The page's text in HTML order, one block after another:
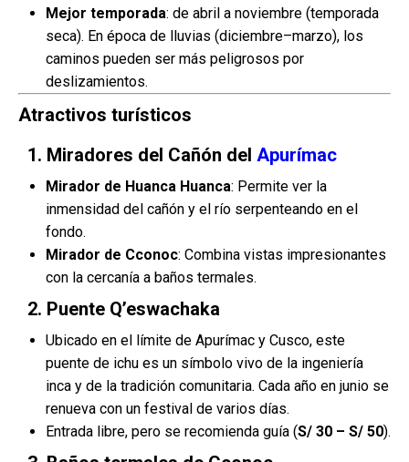
Mejor temporada: de abril a noviembre (temporada
seca). En época de lluvias (diciembre–marzo), los
caminos pueden ser más peligrosos por
deslizamientos.
Atractivos turísticos
1. Miradores del Cañón del Apurímac
Mirador de Huanca Huanca: Permite ver la
inmensidad del cañón y el río serpenteando en el
fondo.
Mirador de Cconoc: Combina vistas impresionantes
con la cercanía a baños termales.
2. Puente Q’eswachaka
Ubicado en el límite de Apurímac y Cusco, este
puente de ichu es un símbolo vivo de la ingeniería
inca y de la tradición comunitaria. Cada año en junio se
renueva con un festival de varios días.
Entrada libre, pero se recomienda guía (S/ 30 – S/ 50).